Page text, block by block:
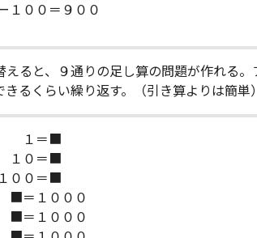
１００＝９００
えると、９通りの足し算の問題が作れる
るくらい繰り返す。（引き算よりは簡単）
１＝■
１０＝■
００＝■
＝１０００
＝１０００